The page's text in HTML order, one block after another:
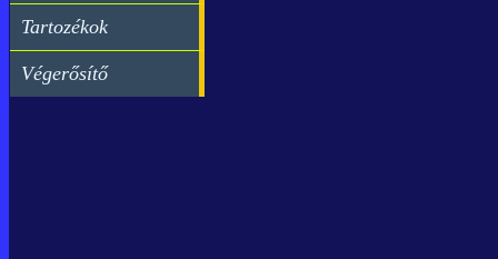
Tartozékok
Végerősítő